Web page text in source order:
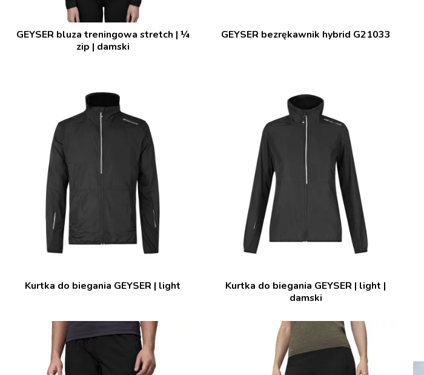
GEYSER bluza treningowa stretch | ¼
zip | damski
GEYSER bezrękawnik hybrid G21033
Kurtka do biegania GEYSER | light
Kurtka do biegania GEYSER | light |
damski